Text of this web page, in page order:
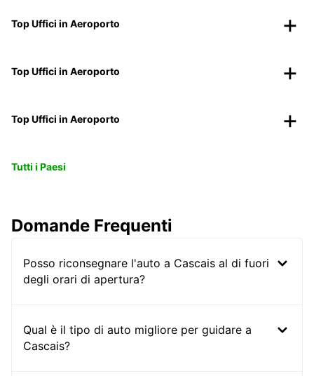
Top Uffici in Aeroporto
Top Uffici in Aeroporto
Top Uffici in Aeroporto
Tutti i Paesi
Domande Frequenti
Posso riconsegnare l'auto a Cascais al di fuori
degli orari di apertura?
Qual è il tipo di auto migliore per guidare a
Cascais?